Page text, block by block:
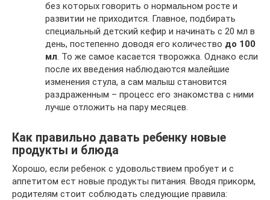
без которых говорить о нормальном росте и
развитии не приходится. Главное, подбирать
специальный детский кефир и начинать с 20 мл в
день, постепенно доводя его количество до 100
мл. То же самое касается творожка. Однако если
после их введения наблюдаются малейшие
изменения стула, а сам малыш становится
раздраженным – процесс его знакомства с ними
лучше отложить на пару месяцев.
Как правильно давать ребенку новые
продукты и блюда
Хорошо, если ребенок с удовольствием пробует и с
аппетитом ест новые продукты питания. Вводя прикорм,
родителям стоит соблюдать следующие правила: